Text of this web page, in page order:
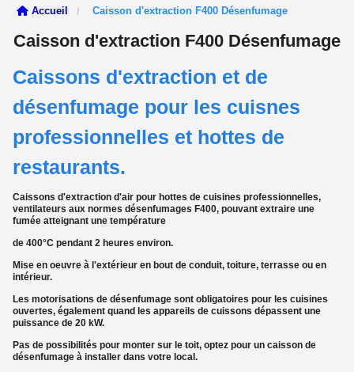
Accueil Caisson d'extraction F400 Désenfumage
Caisson d'extraction F400 Désenfumage
Caissons d'extraction et de
désenfumage pour les cuisnes
professionnelles et hottes de
restaurants.
Caissons d'extraction d'air pour hottes de cuisines professionnelles,
ventilateursaux normes désenfumages F400, pouvant extraire une
fumée atteignant une température
de 400°C pendant 2 heures environ.
Mise en oeuvre à l'extérieur en bout de conduit, toiture, terrasse ou en
intérieur.
Les motorisations de désenfumage sont obligatoires pour les cuisines
ouvertes, égalementquand les appareils de cuissons dépassent une
puissance de 20 kW.
Pas de possibilités pour monter sur le toit, optez pour un caisson de
désenfumage à installerdans votre local.